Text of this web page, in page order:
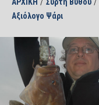
Αξιόλογο Ψάρι